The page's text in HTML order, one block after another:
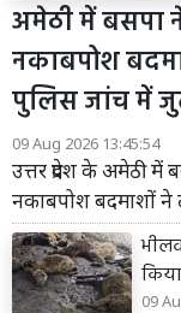
अमेठी में बसपा
नकाबपोश
पुलिस जांच में
09 Aug 2026 13:45:54
उत्तर प्रदेश के अमेठी में
नकाबपोश बदमाशों ने
09